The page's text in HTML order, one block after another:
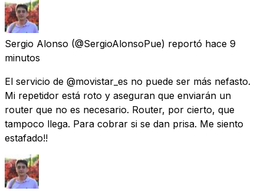
Sergio Alonso (@SergioAlonsoPue) reportó hace 9
minutos
El servicio de @movistar_es no puede ser más nefasto.
Mi repetidor está roto y aseguran que enviarán un
router que no es necesario. Router, por cierto, que
tampoco llega. Para cobrar si se dan prisa. Me siento
estafado!!